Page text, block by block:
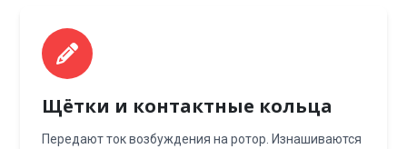
Щётки и контактные кольца
Передают ток возбуждения на ротор. Изнашиваются